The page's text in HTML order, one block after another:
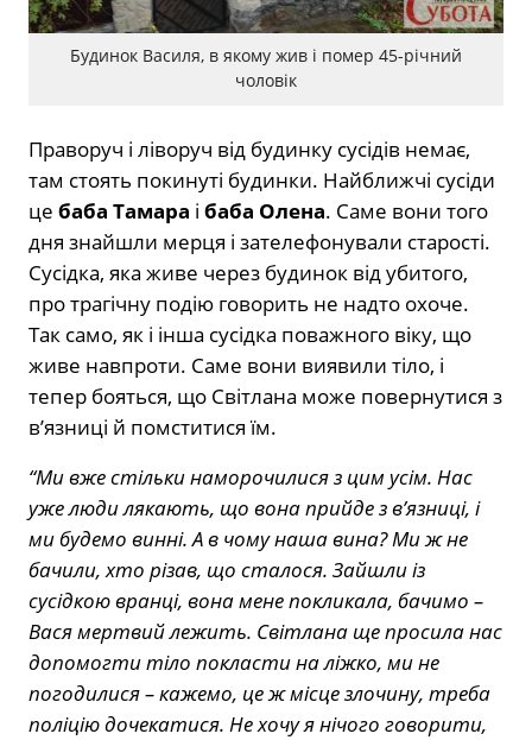
Будинок Василя, в якому жив і помер 45-річний
чоловік
Праворуч і ліворуч від будинку сусідів немає,
там стоять покинуті будинки. Найближчі сусіди
це баба Тамара і баба Олена. Саме вони того
дня знайшли мерця і зателефонували старості.
Сусідка, яка живе через будинок від убитого,
про трагічну подію говорить не надто охоче.
Так само, як і інша сусідка поважного віку, що
живе навпроти. Саме вони виявили тіло, і
тепер бояться, що Світлана може повернутися з
в’язниці й помститися їм.
“Ми вже стільки наморочилися з цим усім. Нас
уже люди лякають, що вона прийде з в’язниці, і
ми будемо винні. А в чому наша вина? Ми ж не
бачили, хто різав, що сталося. Зайшли із
сусідкою вранці, вона мене покликала, бачимо –
Вася мертвий лежить. Світлана ще просила нас
допомогти тіло покласти на ліжко, ми не
погодилися – кажемо, це ж місце злочину, треба
поліцію дочекатися. Не хочу я нічого говорити,